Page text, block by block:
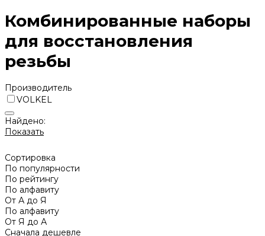
Комбинированные наборы
для восстановления
резьбы
Производитель
VOLKEL
Найдено:
Показать
Сортировка
По популярности
По рейтингу
По алфавиту
От А до Я
По алфавиту
От Я до А
Сначала дешевле